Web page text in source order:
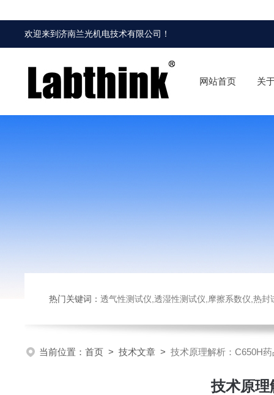
欢迎来到济南兰光机电技术有限公司 ！
网站首页 关
热门关键词： 透气性测试仪,透湿性测试仪,摩擦系数仪,热封试验仪,
当前位置： 首页 > 技术文章 > 技术原理解析：C650H
技术原理